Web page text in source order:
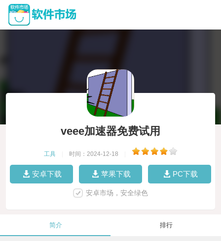
veee加速器免费试用
工具 时间：2024-12-18
安卓下载 苹果下载 PC下载
安卓市场，安全绿色
简介 排行